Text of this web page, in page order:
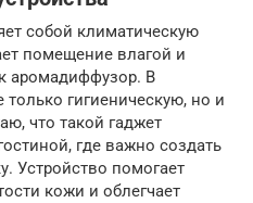
собой климатическую
помещение влагой и
аромадиффузор. В
гигиеническую, но и
что такой гаджет
где важно создать
Устройство помогает
кожи и облегчает